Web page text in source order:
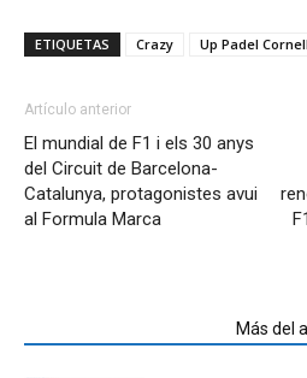
ETIQUETAS Crazy Up Padel
Artículo anterior
El mundial de F1 i els 30 anys
del Circuit de Barcelona-
Catalunya, protagonistes avui
al Formula Marca
Más del